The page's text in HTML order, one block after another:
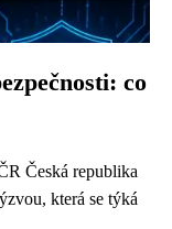
co
Česká republika
která se týká